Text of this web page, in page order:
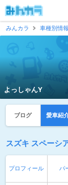
みんカラ
車種別情報
よっしゃんY
ブログ 愛車紹
スズキ スペーシ
プロフィール パ